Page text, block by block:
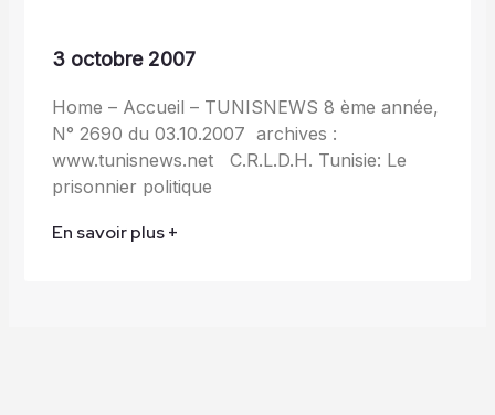
3 octobre 2007
Home – Accueil – TUNISNEWS 8 ème année,
N° 2690 du 03.10.2007 archives :
www.tunisnews.net C.R.L.D.H. Tunisie: Le
prisonnier politique
En savoir plus +